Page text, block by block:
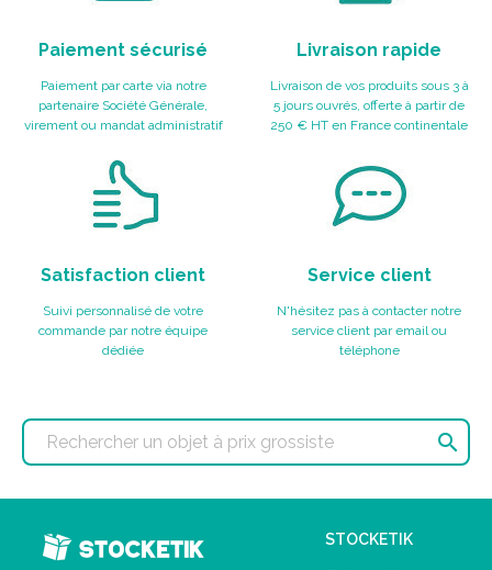
Paiement sécurisé
Paiement par carte via notre
partenaire Société Générale,
virement ou mandat administratif
Livraison rapide
Livraison de vos produits sous 3 à
5 jours ouvrés, offerte à partir de
250 € HT en France continentale
Satisfaction client
Suivi personnalisé de votre
commande par notre équipe
dédiée
Service client
N'hésitez pas à contacter notre
service client par email ou
téléphone

STOCKETIK